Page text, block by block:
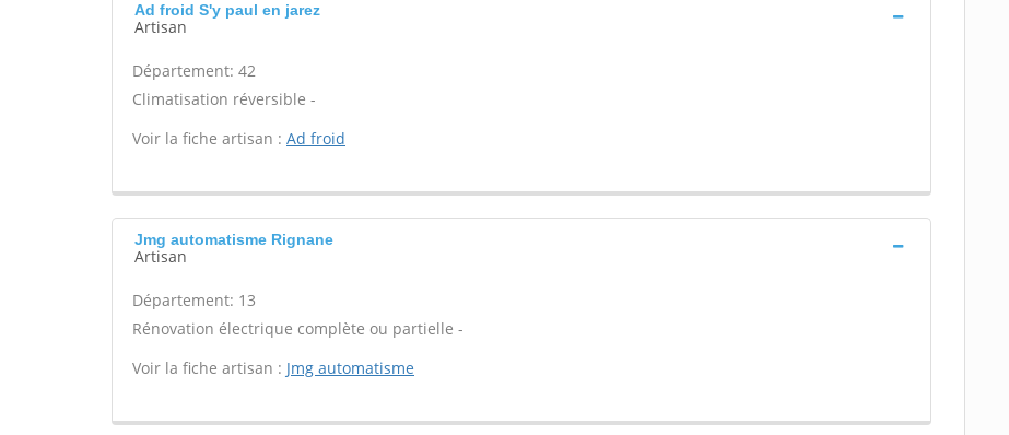
Ad froid S'y paul en jarez
Artisan
Département: 42
Climatisation réversible -
Voir la fiche artisan : Ad froid
Jmg automatisme Rignane
Artisan
Département: 13
Rénovation électrique complète ou partielle -
Voir la fiche artisan : Jmg automatisme